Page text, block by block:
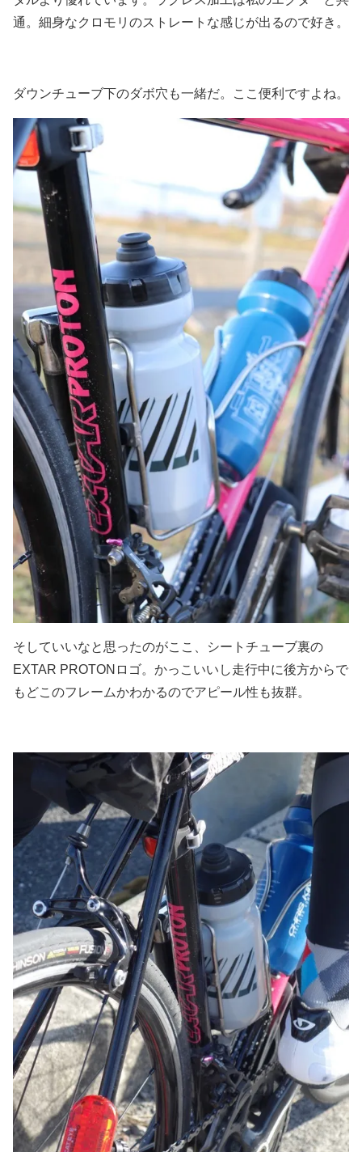
通。細身なクロモリのストレートな感じが出るので好き。
ダウンチューブ下のダボ穴も一緒だ。ここ便利ですよね。
そしていいなと思ったのがここ、シートチューブ裏の
EXTAR PROTONロゴ。かっこいいし走行中に後方からで
もどこのフレームかわかるのでアピール性も抜群。